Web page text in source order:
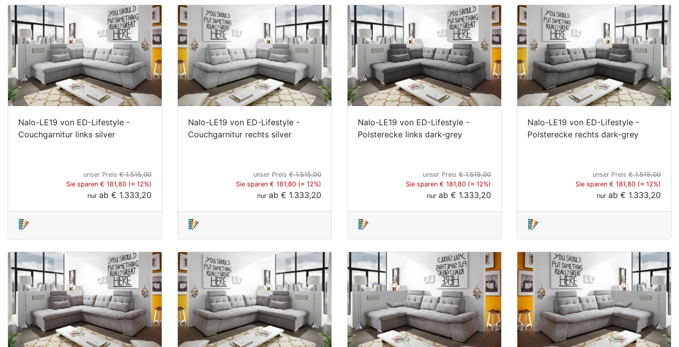
Nalo-LE19 von ED-Lifestyle -
Couchgarnitur links silver
unser Preis € 1.515,00
Sie sparen € 181,80 (≈ 12%)
nur ab € 1.333,20
Nalo-LE19 von ED-Lifestyle -
Couchgarnitur rechts silver
unser Preis € 1.515,00
Sie sparen € 181,80 (≈ 12%)
nur ab € 1.333,20
Nalo-LE19 von ED-Lifestyle -
Polsterecke links dark-grey
unser Preis € 1.515,00
Sie sparen € 181,80 (≈ 12%)
nur ab € 1.333,20
Nalo-LE19 von ED-Lifestyle -
Polsterecke rechts dark-grey
unser Preis € 1.515,00
Sie sparen € 181,80 (≈ 12%)
nur ab € 1.333,20